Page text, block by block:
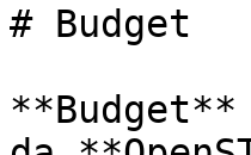
# Budget